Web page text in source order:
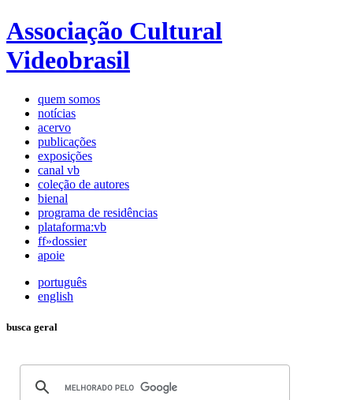
Associação Cultural
Videobrasil
quem somos
notícias
acervo
publicações
exposições
canal vb
coleção de autores
bienal
programa de residências
plataforma:vb
ff»dossier
apoie
português
english
busca geral